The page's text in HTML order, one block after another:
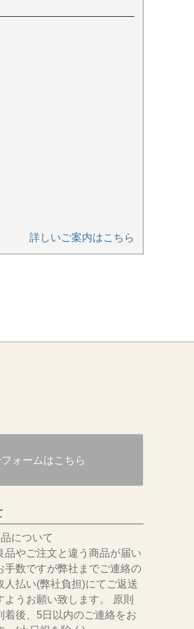
詳しいご案内はこちら
ォームはこちら
について
品やご注文と違う商品が届い
手数ですが弊社までご連絡の
人払い(弊社負担)にてご返送
ようお願い致します。 原則
着後、5日以内のご連絡をお